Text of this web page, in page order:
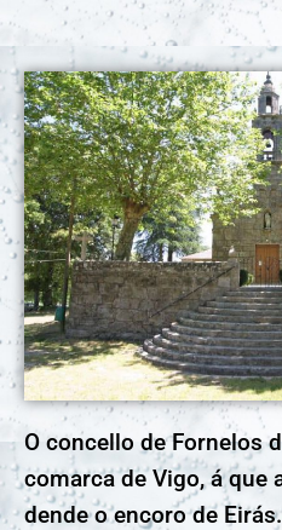
O concello de Fornelos
comarca de Vigo, á que
dende o encoro de